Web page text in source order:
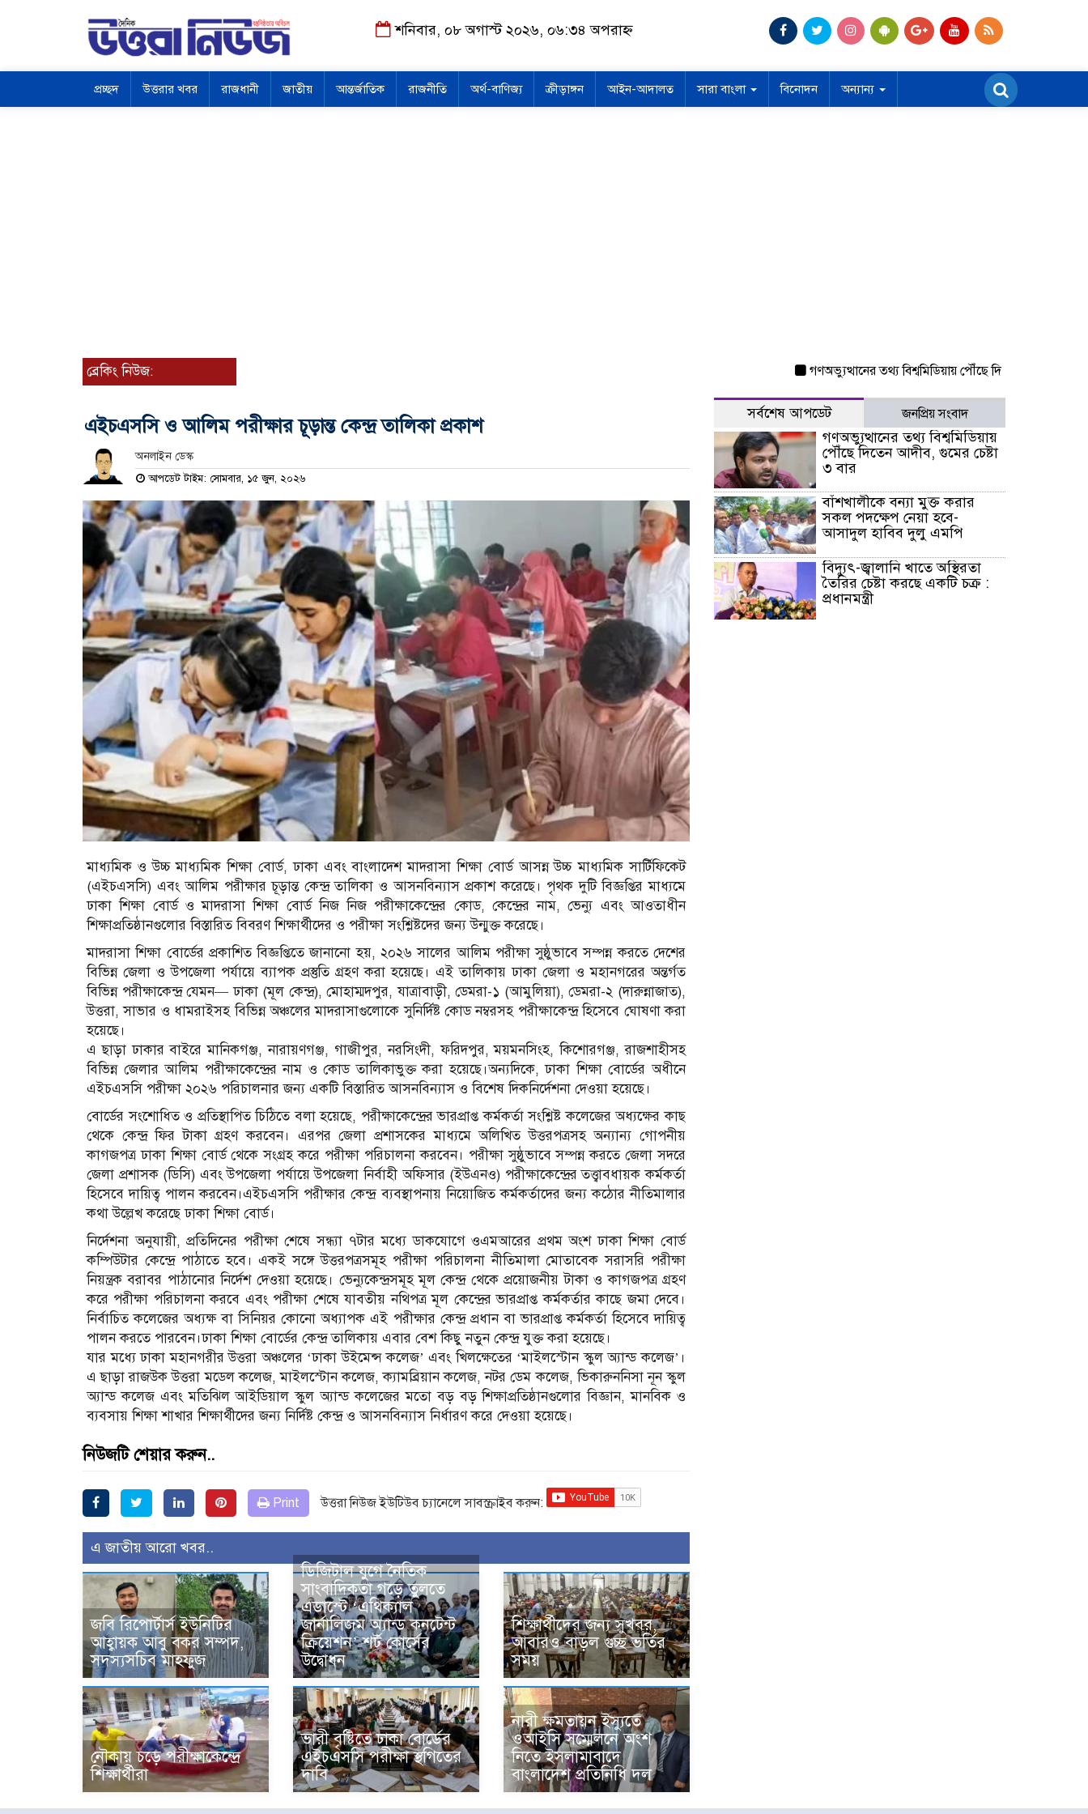
শনিবার, ০৮ অগাস্ট ২০২৬, ০৬:৩৪ অপরাহ্ন
প্রচ্ছদ উত্তরার খবর রাজধানী জাতীয় আন্তর্জাতিক রাজনীতি অর্থ-বাণিজ্য ক্রীড়াঙ্গন আইন-আদালত সারা বাংলা বিনোদন অন্যান্য
ব্রেকিং নিউজ: গণঅভ্যুত্থানের তথ্য বিশ্বমিডিয়ায় পৌঁছে দিতেন আদীব, গুমের চেষ্টা
এইচএসসি ও আলিম পরীক্ষার চূড়ান্ত কেন্দ্র তালিকা প্রকাশ
অনলাইন ডেস্ক
আপডেট টাইম: সোমবার, ১৫ জুন, ২০২৬
মাধ্যমিক ও উচ্চ মাধ্যমিক শিক্ষা বোর্ড, ঢাকা এবং বাংলাদেশ মাদরাসা শিক্ষা বোর্ড আসন্ন উচ্চ মাধ্যমিক সার্টিফিকেট
(এইচএসসি) এবং আলিম পরীক্ষার চূড়ান্ত কেন্দ্র তালিকা ও আসনবিন্যাস প্রকাশ করেছে। পৃথক দুটি বিজ্ঞপ্তির মাধ্যমে
ঢাকা শিক্ষা বোর্ড ও মাদরাসা শিক্ষা বোর্ড নিজ নিজ পরীক্ষাকেন্দ্রের কোড, কেন্দ্রের নাম, ভেন্যু এবং আওতাধীন
শিক্ষাপ্রতিষ্ঠানগুলোর বিস্তারিত বিবরণ শিক্ষার্থীদের ও পরীক্ষা সংশ্লিষ্টদের জন্য উন্মুক্ত করেছে।
মাদরাসা শিক্ষা বোর্ডের প্রকাশিত বিজ্ঞপ্তিতে জানানো হয়, ২০২৬ সালের আলিম পরীক্ষা সুষ্ঠুভাবে সম্পন্ন করতে দেশের
বিভিন্ন জেলা ও উপজেলা পর্যায়ে ব্যাপক প্রস্তুতি গ্রহণ করা হয়েছে। এই তালিকায় ঢাকা জেলা ও মহানগরের অন্তর্গত
বিভিন্ন পরীক্ষাকেন্দ্র যেমন— ঢাকা (মূল কেন্দ্র), মোহাম্মদপুর, যাত্রাবাড়ী, ডেমরা-১ (আমুলিয়া), ডেমরা-২ (দারুন্নাজাত),
উত্তরা, সাভার ও ধামরাইসহ বিভিন্ন অঞ্চলের মাদরাসাগুলোকে সুনির্দিষ্ট কোড নম্বরসহ পরীক্ষাকেন্দ্র হিসেবে ঘোষণা করা
হয়েছে।
এ ছাড়া ঢাকার বাইরে মানিকগঞ্জ, নারায়ণগঞ্জ, গাজীপুর, নরসিংদী, ফরিদপুর, ময়মনসিংহ, কিশোরগঞ্জ, রাজশাহীসহ
বিভিন্ন জেলার আলিম পরীক্ষাকেন্দ্রের নাম ও কোড তালিকাভুক্ত করা হয়েছে।অন্যদিকে, ঢাকা শিক্ষা বোর্ডের অধীনে
এইচএসসি পরীক্ষা ২০২৬ পরিচালনার জন্য একটি বিস্তারিত আসনবিন্যাস ও বিশেষ দিকনির্দেশনা দেওয়া হয়েছে।
বোর্ডের সংশোধিত ও প্রতিস্থাপিত চিঠিতে বলা হয়েছে, পরীক্ষাকেন্দ্রের ভারপ্রাপ্ত কর্মকর্তা সংশ্লিষ্ট কলেজের অধ্যক্ষের কাছ
থেকে কেন্দ্র ফির টাকা গ্রহণ করবেন। এরপর জেলা প্রশাসকের মাধ্যমে অলিখিত উত্তরপত্রসহ অন্যান্য গোপনীয়
কাগজপত্র ঢাকা শিক্ষা বোর্ড থেকে সংগ্রহ করে পরীক্ষা পরিচালনা করবেন। পরীক্ষা সুষ্ঠুভাবে সম্পন্ন করতে জেলা সদরে
জেলা প্রশাসক (ডিসি) এবং উপজেলা পর্যায়ে উপজেলা নির্বাহী অফিসার (ইউএনও) পরীক্ষাকেন্দ্রের তত্ত্বাবধায়ক কর্মকর্তা
হিসেবে দায়িত্ব পালন করবেন।এইচএসসি পরীক্ষার কেন্দ্র ব্যবস্থাপনায় নিয়োজিত কর্মকর্তাদের জন্য কঠোর নীতিমালার
কথা উল্লেখ করেছে ঢাকা শিক্ষা বোর্ড।
নির্দেশনা অনুযায়ী, প্রতিদিনের পরীক্ষা শেষে সন্ধ্যা ৭টার মধ্যে ডাকযোগে ওএমআরের প্রথম অংশ ঢাকা শিক্ষা বোর্ড
কম্পিউটার কেন্দ্রে পাঠাতে হবে। একই সঙ্গে উত্তরপত্রসমূহ পরীক্ষা পরিচালনা নীতিমালা মোতাবেক সরাসরি পরীক্ষা
নিয়ন্ত্রক বরাবর পাঠানোর নির্দেশ দেওয়া হয়েছে। ভেন্যুকেন্দ্রসমূহ মূল কেন্দ্র থেকে প্রয়োজনীয় টাকা ও কাগজপত্র গ্রহণ
করে পরীক্ষা পরিচালনা করবে এবং পরীক্ষা শেষে যাবতীয় নথিপত্র মূল কেন্দ্রের ভারপ্রাপ্ত কর্মকর্তার কাছে জমা দেবে।
নির্বাচিত কলেজের অধ্যক্ষ বা সিনিয়র কোনো অধ্যাপক এই পরীক্ষার কেন্দ্র প্রধান বা ভারপ্রাপ্ত কর্মকর্তা হিসেবে দায়িত্ব
পালন করতে পারবেন।ঢাকা শিক্ষা বোর্ডের কেন্দ্র তালিকায় এবার বেশ কিছু নতুন কেন্দ্র যুক্ত করা হয়েছে।
যার মধ্যে ঢাকা মহানগরীর উত্তরা অঞ্চলের ‘ঢাকা উইমেন্স কলেজ’ এবং খিলক্ষেতের ‘মাইলস্টোন স্কুল অ্যান্ড কলেজ’।
এ ছাড়া রাজউক উত্তরা মডেল কলেজ, মাইলস্টোন কলেজ, ক্যামব্রিয়ান কলেজ, নটর ডেম কলেজ, ভিকারুননিসা নূন স্কুল
অ্যান্ড কলেজ এবং মতিঝিল আইডিয়াল স্কুল অ্যান্ড কলেজের মতো বড় বড় শিক্ষাপ্রতিষ্ঠানগুলোর বিজ্ঞান, মানবিক ও
ব্যবসায় শিক্ষা শাখার শিক্ষার্থীদের জন্য নির্দিষ্ট কেন্দ্র ও আসনবিন্যাস নির্ধারণ করে দেওয়া হয়েছে।
নিউজটি শেয়ার করুন..
Print উত্তরা নিউজ ইউটিউব চ্যানেলে সাবস্ক্রাইব করুন:
এ জাতীয় আরো খবর..
জবি রিপোর্টার্স ইউনিটির
আহ্বায়ক আবু বকর সম্পদ,
সদস্যসচিব মাহফুজ
ডিজিটাল যুগে নৈতিক
সাংবাদিকতা গড়ে তুলতে
এডাস্টে ‘এথিক্যাল
জার্নালিজম অ্যান্ড কনটেন্ট
ক্রিয়েশন’ শর্ট কোর্সের
উদ্বোধন
শিক্ষার্থীদের জন্য সুখবর,
আবারও বাড়ল গুচ্ছ ভর্তির
সময়
নৌকায় চড়ে পরীক্ষাকেন্দ্রে
শিক্ষার্থীরা
ভারী বৃষ্টিতে ঢাকা বোর্ডের
এইচএসসি পরীক্ষা স্থগিতের
দাবি
নারী ক্ষমতায়ন ইস্যুতে
ওআইসি সম্মেলনে অংশ
নিতে ইসলামাবাদে
বাংলাদেশ প্রতিনিধি দল
সর্বশেষ আপডেট জনপ্রিয় সংবাদ
গণঅভ্যুত্থানের তথ্য বিশ্বমিডিয়ায়
পৌঁছে দিতেন আদীব, গুমের চেষ্টা
৩ বার
বাঁশখালীকে বন্যা মুক্ত করার
সকল পদক্ষেপ নেয়া হবে-
আসাদুল হাবিব দুলু এমপি
বিদ্যুৎ-জ্বালানি খাতে অস্থিরতা
তৈরির চেষ্টা করছে একটি চক্র :
প্রধানমন্ত্রী